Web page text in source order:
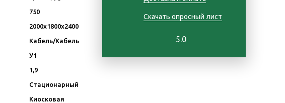
750
2000х1800х2400
Кабель/Кабель
У1
1,9
Стационарный
Киосковая
Скачать опросный лист
5.0